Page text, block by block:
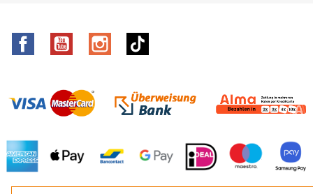
FacebookYouTube Instagram